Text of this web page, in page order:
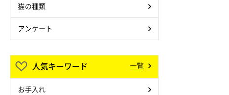
猫の種類
アンケート
人気キーワード 一覧
お手入れ